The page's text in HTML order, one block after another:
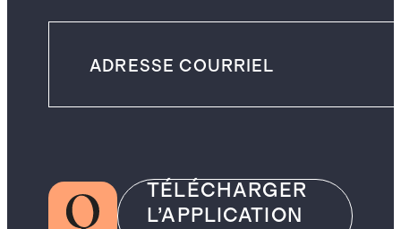
TÉLÉCHARGER
L’APPLICATION